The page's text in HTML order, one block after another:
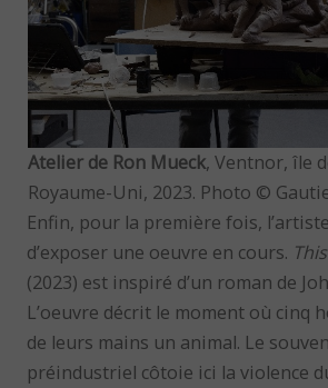
Atelier de Ron Mueck, Ventnor, île
Royaume-Uni, 2023. Photo ©
Enfin, pour la première fois,
d’exposer une oeuvre en cours.
(2023) est inspiré d’un roman de
L’oeuvre décrit le moment où cinq
de leurs mains un animal. Le
préindustriel côtoie ici la violence